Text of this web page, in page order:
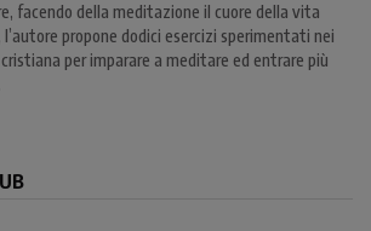
facendo della meditazione il cuore della vita
propone dodici esercizi sperimentati nei
per imparare a meditare ed entrare più